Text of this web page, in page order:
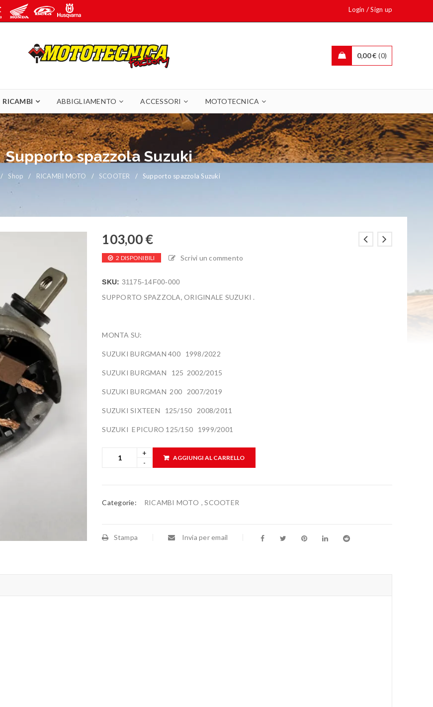
Login /Sign up
0,00€ 0
RICAMBI ABBIGLIAMENTO ACCESSORI MOTOTECNICA
Supporto spazzola Suzuki
/ Shop / RICAMBI MOTO / SCOOTER / Supporto spazzola Suzuki
103,00€
2 DISPONIBILI Scrivi un commento
SKU: 31175-14F00-000
SUPPORTO SPAZZOLA, ORIGINALE SUZUKI .
MONTA SU:
SUZUKI BURGMAN 400 1998/2022
SUZUKI BURGMAN 125 2002/2015
SUZUKI BURGMAN 200 2007/2019
SUZUKI SIXTEEN 125/150 2008/2011
SUZUKI EPICURO 125/150 1999/2001
AGGIUNGI AL CARRELLO
Categorie: RICAMBI MOTO ,SCOOTER
Stampa Invia per email